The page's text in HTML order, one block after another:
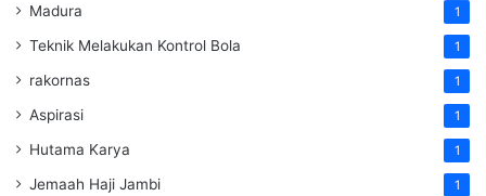
Madura 1
Teknik Melakukan Kontrol Bola 1
rakornas 1
Aspirasi 1
Hutama Karya 1
Jemaah Haji Jambi 1